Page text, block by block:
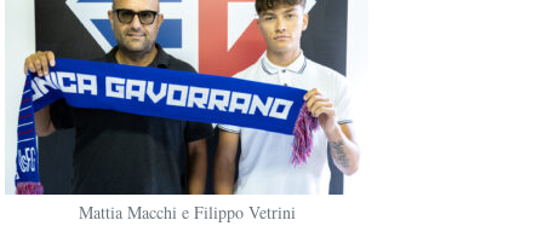
Mattia Macchi e Filippo Vetrini